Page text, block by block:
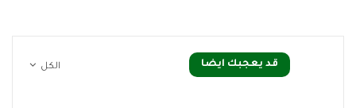
الكل قد يعجبك ايضا